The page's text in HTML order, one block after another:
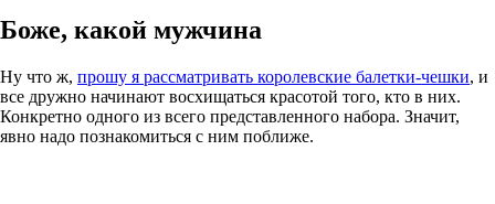
Боже, какой мужчина
Ну что ж, прошу я рассматривать королевские балетки-чешки, и
все дружно начинают восхищаться красотой того, кто в них.
Конкретно одного из всего представленного набора. Значит,
явно надо познакомиться с ним поближе.